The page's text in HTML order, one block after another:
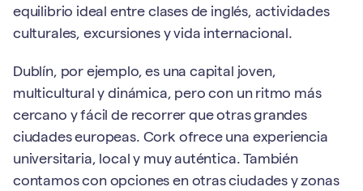
equilibrio ideal entre clases de inglés, actividades
culturales, excursiones y vida internacional.
Dublín, por ejemplo, es una capital joven,
multicultural y dinámica, pero con un ritmo más
cercano y fácil de recorrer que otras grandes
ciudades europeas. Cork ofrece una experiencia
universitaria, local y muy auténtica. También
contamos con opciones en otras ciudades y zonas